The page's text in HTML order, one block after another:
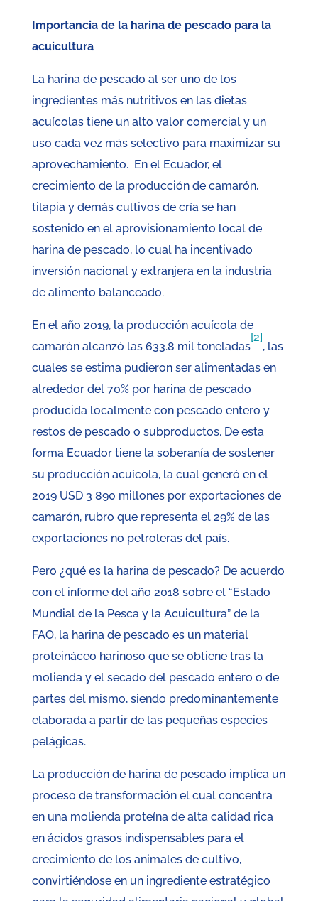
Importancia de la harina de pescado para la
acuicultura
La harina de pescado al ser uno de los
ingredientes más nutritivos en las dietas
acuícolas tiene un alto valor comercial y un
uso cada vez más selectivo para maximizar su
aprovechamiento. En el Ecuador, el
crecimiento de la producción de camarón,
tilapia y demás cultivos de cría se han
sostenido en el aprovisionamiento local de
harina de pescado, lo cual ha incentivado
inversión nacional y extranjera en la industria
de alimento balanceado.
En el año 2019, la producción acuícola de
camarón alcanzó las 633.8 mil toneladas
[2]
, las
cuales se estima pudieron ser alimentadas en
alrededor del 70% por harina de pescado
producida localmente con pescado entero y
restos de pescado o subproductos. De esta
forma Ecuador tiene la soberanía de sostener
su producción acuícola, la cual generó en el
2019 USD 3 890 millones por exportaciones de
camarón, rubro que representa el 29% de las
exportaciones no petroleras del país.
Pero ¿qué es la harina de pescado? De acuerdo
con el informe del año 2018 sobre el “Estado
Mundial de la Pesca y la Acuicultura” de la
FAO, la harina de pescado es un material
proteináceo harinoso que se obtiene tras la
molienda y el secado del pescado entero o de
partes del mismo, siendo predominantemente
elaborada a partir de las pequeñas especies
pelágicas.
La producción de harina de pescado implica un
proceso de transformación el cual concentra
en una molienda proteína de alta calidad rica
en ácidos grasos indispensables para el
crecimiento de los animales de cultivo,
convirtiéndose en un ingrediente estratégico